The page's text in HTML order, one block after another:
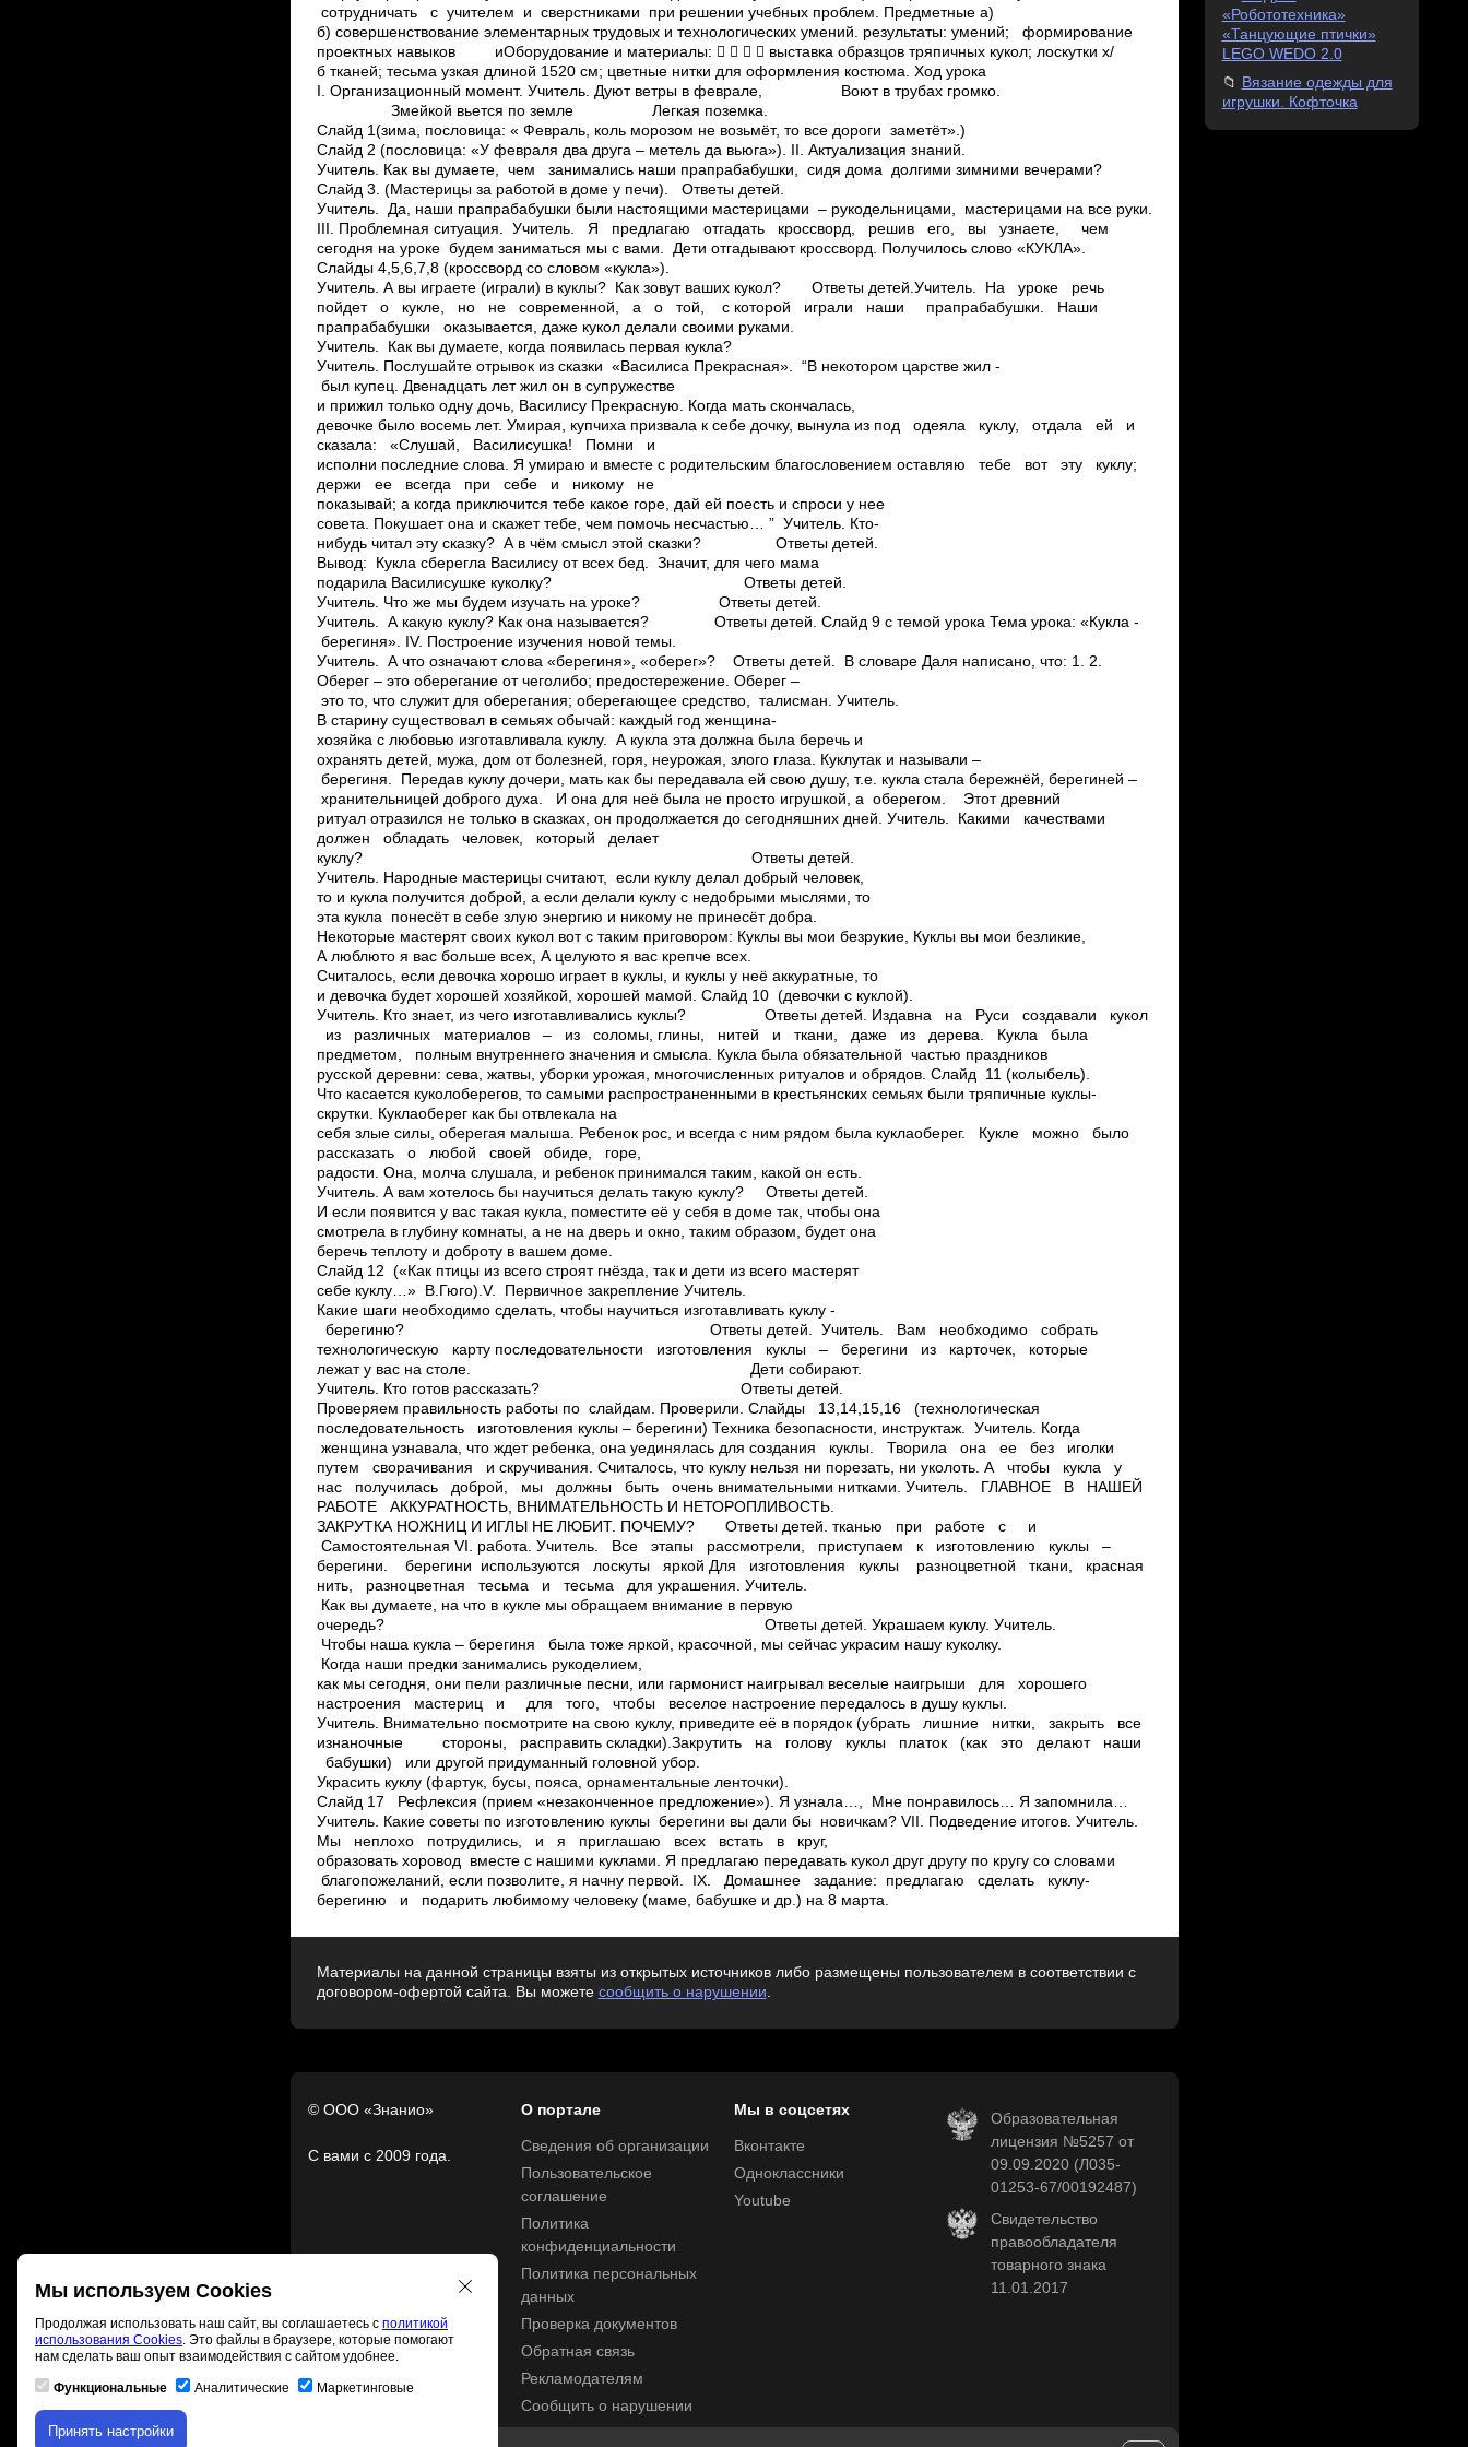
Материалы на данной страницы взяты из открытых источников либо размещены пользователем в соответствии с
договором-офертой сайта. Вы можете сообщить о нарушении.
© ООО «Знанио»
С вами с 2009 года.
О портале
Сведения об организации
Пользовательское
соглашение
Политика
конфиденциальности
Политика персональных
данных
Проверка документов
Обратная связь
Рекламодателям
Сообщить о нарушении
Мы в соцсетях
Вконтакте
Одноклассники
Youtube
Образовательная
лицензия №5257 от
09.09.2020 (Л035-
01253-67/00192487)
Свидетельство
правообладателя
товарного знака
11.01.2017
«Робототехника»
«Танцующие птички»
LEGO WEDO 2.0
Вязание одежды для
игрушки. Кофточка
Мы используем Cookies
Продолжая использовать наш сайт, вы соглашаетесь с политикой
использования Cookies. Это файлы в браузере, которые помогают
нам сделать ваш опыт взаимодействия с сайтом удобнее.
Функциональные Аналитические Маркетинговые
Принять настройки